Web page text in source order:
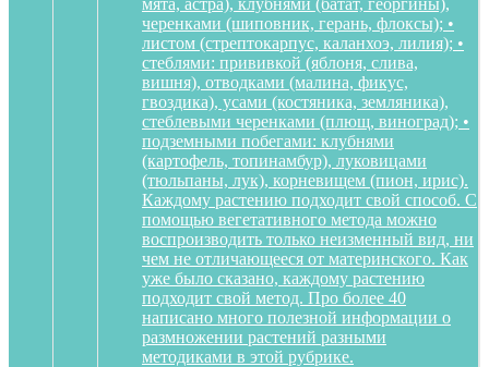
мята, астра), клубнями (батат, георгины),
черенками (шиповник, герань, флоксы); •
листом (стрептокарпус, каланхоэ, лилия); •
стеблями: прививкой (яблоня, слива,
вишня), отводками (малина, фикус,
гвоздика), усами (костяника, земляника),
стеблевыми черенками (плющ, виноград); •
подземными побегами: клубнями
(картофель, топинамбур), луковицами
(тюльпаны, лук), корневищем (пион, ирис).
Каждому растению подходит свой способ. С
помощью вегетативного метода можно
воспроизводить только неизменный вид, ни
чем не отличающееся от материнского. Как
уже было сказано, каждому растению
подходит свой метод. Про более 40
написано много полезной информации о
размножении растений разными
методиками в этой рубрике.